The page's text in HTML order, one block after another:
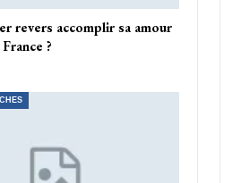
revers accomplir sa amour
?